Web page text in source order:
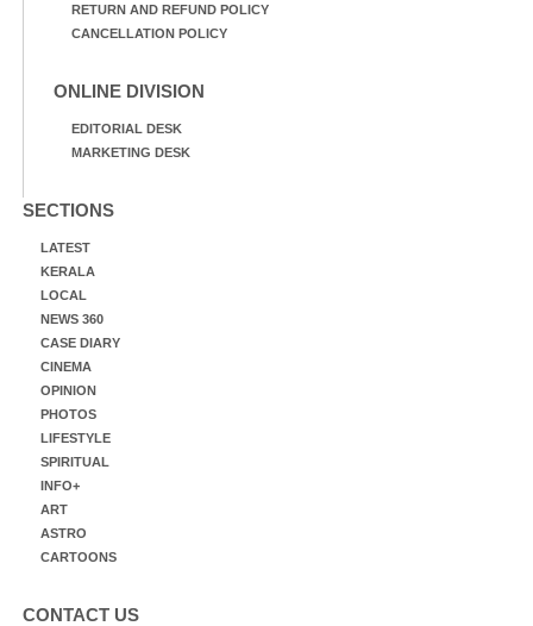
RETURN AND REFUND POLICY
CANCELLATION POLICY
ONLINE DIVISION
EDITORIAL DESK
MARKETING DESK
SECTIONS
LATEST
KERALA
LOCAL
NEWS 360
CASE DIARY
CINEMA
OPINION
PHOTOS
LIFESTYLE
SPIRITUAL
INFO+
ART
ASTRO
CARTOONS
CONTACT US